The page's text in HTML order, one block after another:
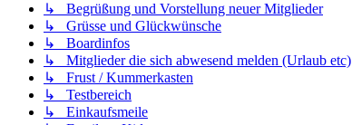
↳ Begrüßung und Vorstellung neuer Mitglieder
↳ Grüsse und Glückwünsche
↳ Boardinfos
↳ Mitglieder die sich abwesend melden (Urlaub etc)
↳ Frust / Kummerkasten
↳ Testbereich
↳ Einkaufsmeile